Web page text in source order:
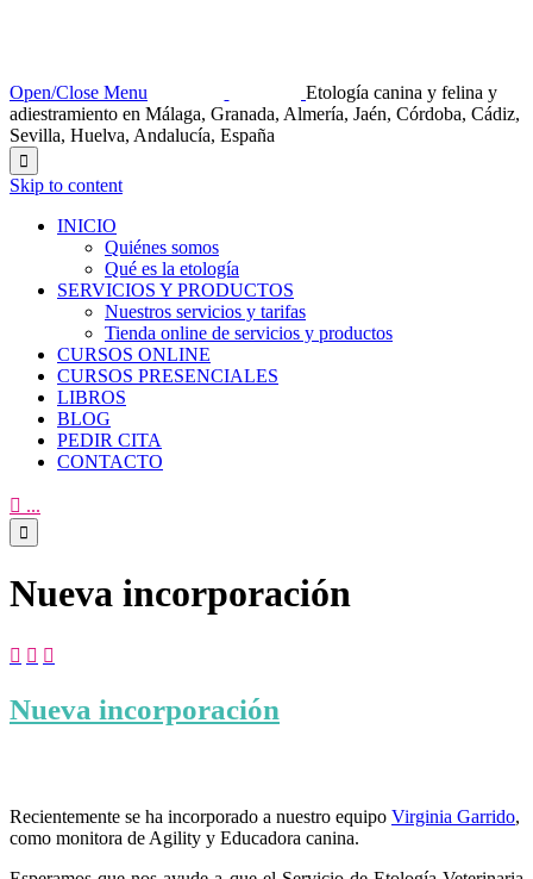
Open/Close Menu
Etología canina y felina y
adiestramiento en Málaga, Granada, Almería, Jaén, Córdoba, Cádiz,
Sevilla, Huelva, Andalucía, España

Skip to content
INICIO
Quiénes somos
Qué es la etología
SERVICIOS Y PRODUCTOS
Nuestros servicios y tarifas
Tienda online de servicios y productos
CURSOS ONLINE
CURSOS PRESENCIALES
LIBROS
BLOG
PEDIR CITA
CONTACTO
 ...

Nueva incorporación
  
Nueva incorporación
Recientemente se ha incorporado a nuestro equipo Virginia Garrido,
como monitora de Agility y Educadora canina.